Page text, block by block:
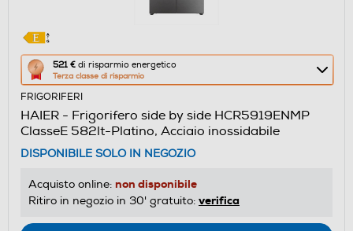
521 € di risparmio energetico
Terza classe di risparmio
Questa
azione
aprirà
il
Calcolatore
di
risparmio
energetico
FRIGORIFERI
HAIER - Frigorifero side by side HCR5919ENMP
ClasseE 582lt-Platino, Acciaio inossidabile
DISPONIBILE SOLO IN NEGOZIO
Acquisto online: non disponibile
Ritiro in negozio in 30' gratuito: verifica